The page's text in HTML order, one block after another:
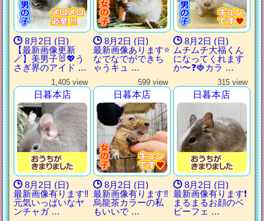
8月2日 (日)
【最新画像更新
🪄】美男子🐰💖う
さぎ界のアイド …
8月2日 (日)
最新画像あります⭐️
なでなでができち
ゃうキュ …
8月2日 (日)
ムチムチ大福くん
になってくれます
か〜❓🍓カラ …
1,405 view
日暮本店
8月2日 (日)
最新画像有ります‼️
元気いっぱいなヤ
ンチャガ …
599 view
日暮本店
8月2日 (日)
最新画像有ります‼️
烏龍茶カラーの私
もいいで …
315 view
日暮本店
8月2日 (日)
最新画像有ります❗️
まるまるお顔のベ
ビーフェ …